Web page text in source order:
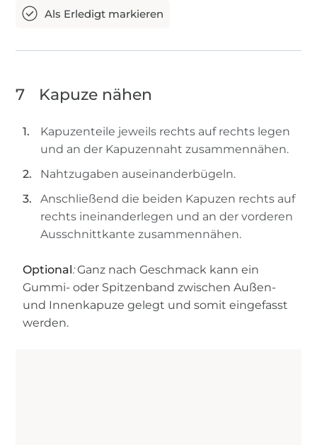
7 Kapuze nähen
Kapuzenteile jeweils rechts auf rechts legen
und an der Kapuzennaht zusammennähen.
Nahtzugaben auseinanderbügeln.
Anschließend die beiden Kapuzen rechts auf
rechts ineinanderlegen und an der vorderen
Ausschnittkante zusammennähen.
Optional:Ganz nach Geschmack kann ein
Gummi- oder Spitzenband zwischen Außen-
und Innenkapuze gelegt und somit eingefasst
werden.